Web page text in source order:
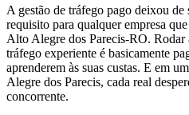
A gestão de tráfego pago deixou
requisito para qualquer empresa
Alto Alegre dos Parecis-RO. Rodar
tráfego experiente é basicamente
aprenderem às suas custas. E em
Alegre dos Parecis, cada real
concorrente.